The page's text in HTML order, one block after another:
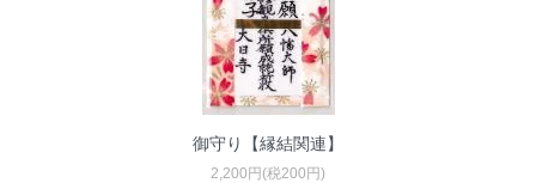
御守り【縁結関連】
2,200円(税200円)